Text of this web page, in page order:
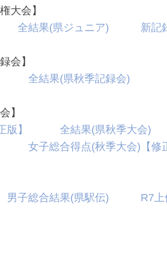
大会】
全結果(県ジュニア) 新記
競技記録会】
全結果(県秋季記録会)
上競技大会】
】
全結果(県秋季大会)
女子総合得点(秋季大会)【修
男子総合結果(県駅伝) R7